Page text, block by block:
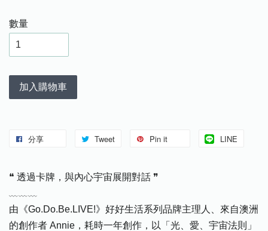
數量
加入購物車
分享 Tweet Pin it LINE
❝ 透過卡牌，與內心宇宙展開對話 ❞
﹏﹏﹏
由《Go.Do.Be.LIVE!》好好生活系列品牌主理人、來自澳洲
的創作者 Annie，耗時一年創作，以「光、愛、宇宙法則」